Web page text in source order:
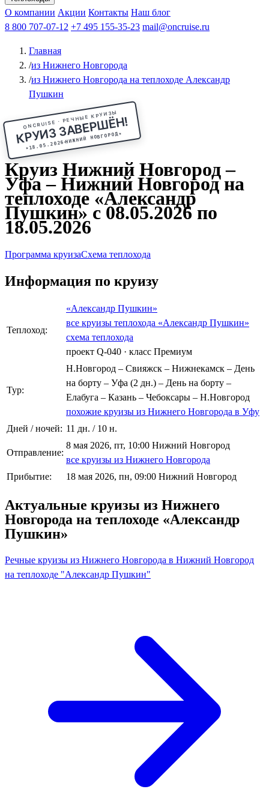
Чебоксарыиз Волгоградаиз Саратова Все города
КазаньВ Нижний НовгородВ ПермьВ Ростов-на-Дону
РыбинскНа СоловкиНа ВалаамПо ОкеПо Енисею
Афанасий Никитин Октябрьская революция
ФединАлександр СвешниковИван
МироновА.С.Попов
О компании Акции Контакты Наш блог
8 800 707-07-12 +7 495 155-35-23 mail@oncruise.ru
Главная
/из Нижнего Новгорода
/из Нижнего Новгорода на теплоходе Александр
Пушкин
ONCRUISE · РЕЧНЫЕ КРУИЗЫ
КРУИЗ ЗАВЕРШЁН!
★ 18.05.2026
НИЖНИЙ НОВГОРОД★
Круиз Нижний Новгород –
Уфа – Нижний Новгород на
теплоходе «Александр
Пушкин» с 08.05.2026 по
18.05.2026
Программа круизаСхема теплохода
Информация по круизу
Теплоход:
«Александр Пушкин»
все круизы теплохода «Александр Пушкин»
схема теплохода
проект Q-040 · класс Премиум
Тур:
Н.Новгород – Свияжск – Нижнекамск – День
на борту – Уфа (2 дн.) – День на борту –
Елабуга – Казань – Чебоксары – Н.Новгород
похожие круизы из Нижнего Новгорода в Уфу
Дней / ночей: 11 дн. / 10 н.
Отправление:
8 мая 2026, пт, 10:00 Нижний Новгород
все круизы из Нижнего Новгорода
Прибытие:
18 мая 2026, пн, 09:00 Нижний Новгород
Актуальные круизы из Нижнего
Новгорода на теплоходе «Александр
Пушкин»
Речные круизы из Нижнего Новгорода в Нижний Новгород
на теплоходе "Александр Пушкин"